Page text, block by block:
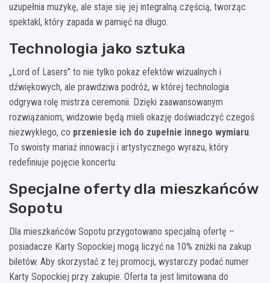
uzupełnia muzykę, ale staje się jej integralną częścią, tworząc
spektakl, który zapada w pamięć na długo.
Technologia jako sztuka
„Lord of Lasers” to nie tylko pokaz efektów wizualnych i
dźwiękowych, ale prawdziwa podróż, w której technologia
odgrywa rolę mistrza ceremonii. Dzięki zaawansowanym
rozwiązaniom, widzowie będą mieli okazję doświadczyć czegoś
niezwykłego, co przeniesie ich do zupełnie innego wymiaru.
To swoisty mariaż innowacji i artystycznego wyrazu, który
redefiniuje pojęcie koncertu.
Specjalne oferty dla mieszkańców
Sopotu
Dla mieszkańców Sopotu przygotowano specjalną ofertę –
posiadacze Karty Sopockiej mogą liczyć na 10% zniżki na zakup
biletów. Aby skorzystać z tej promocji, wystarczy podać numer
Karty Sopockiej przy zakupie. Oferta ta jest limitowana do